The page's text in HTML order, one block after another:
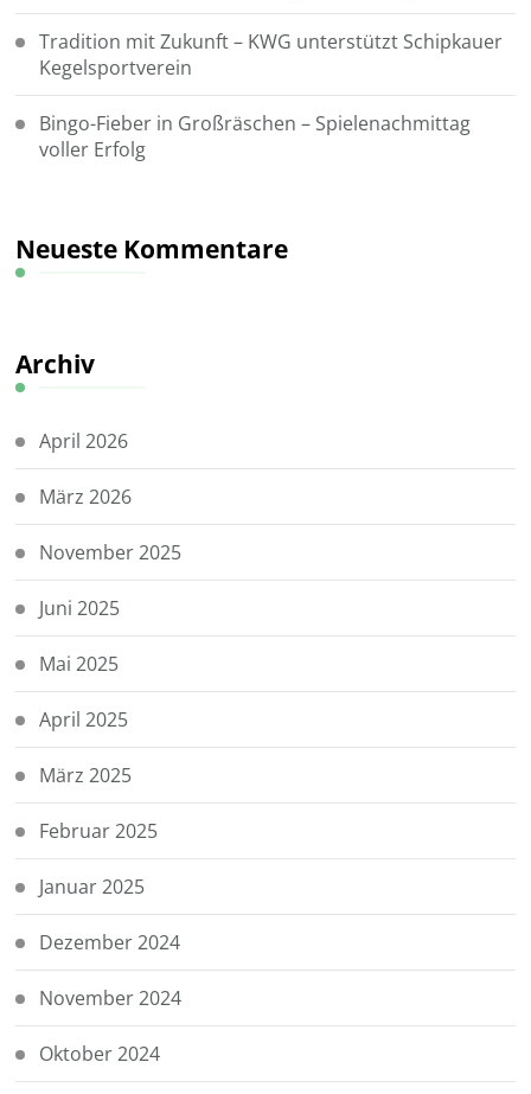
Tradition mit Zukunft – KWG unterstützt Schipkauer
Kegelsportverein
Bingo-Fieber in Großräschen – Spielenachmittag
voller Erfolg
Neueste Kommentare
Archiv
April 2026
März 2026
November 2025
Juni 2025
Mai 2025
April 2025
März 2025
Februar 2025
Januar 2025
Dezember 2024
November 2024
Oktober 2024